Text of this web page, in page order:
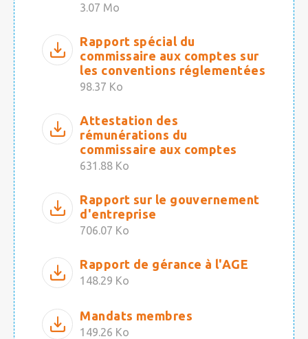
3.07 Mo
Rapport spécial du
commissaire aux comptes sur
les conventions réglementées
98.37 Ko
Attestation des
rémunérations du
commissaire aux comptes
631.88 Ko
Rapport sur le gouvernement
d'entreprise
706.07 Ko
Rapport de gérance à l'AGE
148.29 Ko
Mandats membres
149.26 Ko